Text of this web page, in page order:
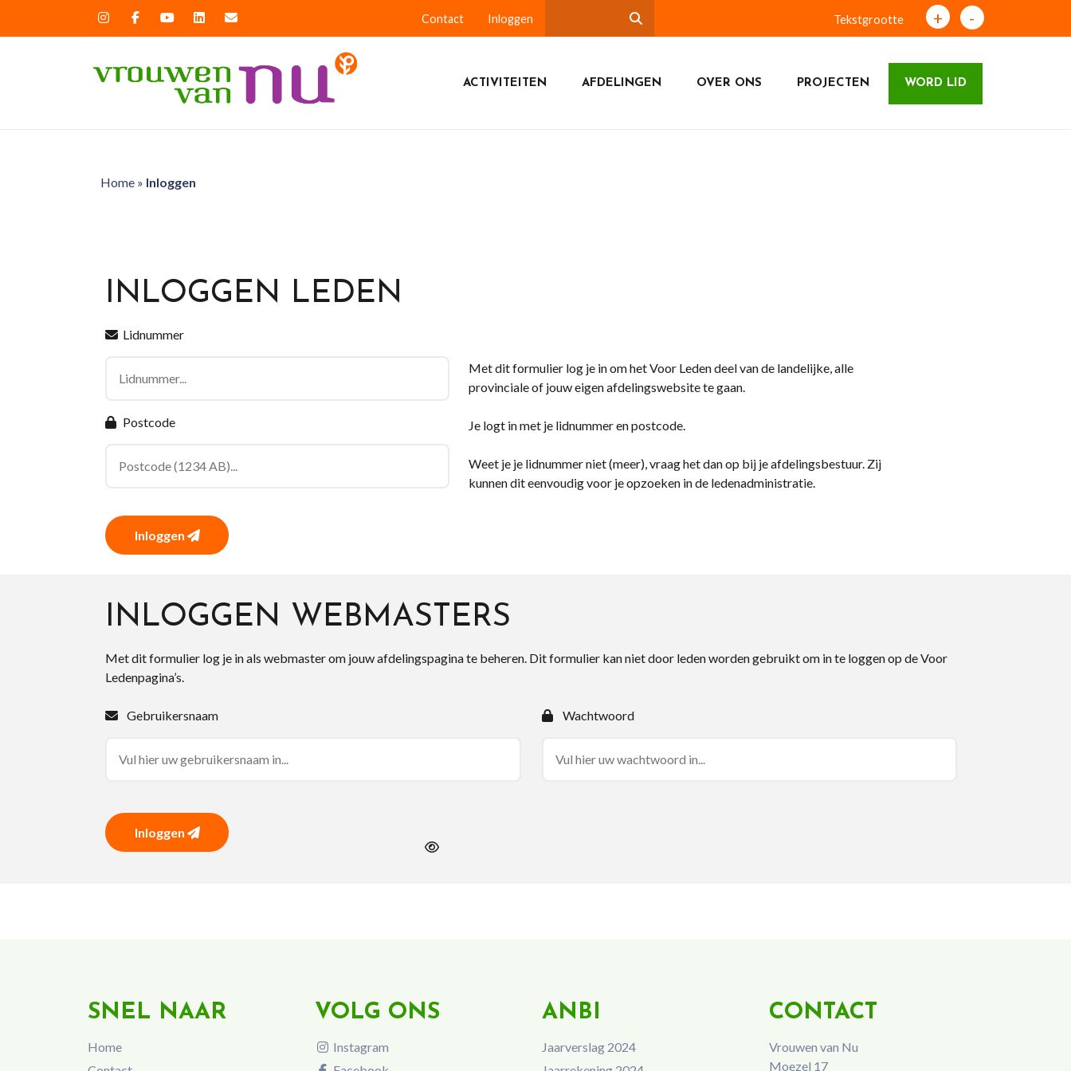
Contact Inloggen Tekstgrootte + -
ACTIVITEITEN AFDELINGEN OVER ONS PROJECTEN WORD LID
Home» Inloggen
INLOGGEN LEDEN
Lidnummer
Postcode
Inloggen
Met dit formulier log je in om het Voor Leden deel van de landelijke, alle
provinciale of jouw eigen afdelingswebsite te gaan.
Je logt in met je lidnummer en postcode.
Weet je je lidnummer niet (meer), vraag het dan op bij je afdelingsbestuur. Zij
kunnen dit eenvoudig voor je opzoeken in de ledenadministratie.
INLOGGEN WEBMASTERS
Met dit formulier log je in als webmaster om jouw afdelingspagina te beheren. Dit formulier kan niet door leden worden gebruikt om in te loggen op de Voor
Ledenpagina’s.
Gebruikersnaam Wachtwoord
Inloggen
SNEL NAAR
Home
VOLG ONS
Instagram
ANBI
Jaarverslag 2024
CONTACT
Vrouwen van Nu
Moezel 17